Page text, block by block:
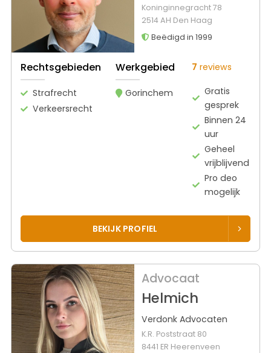
Koninginnegracht 78
2514 AH Den Haag
Beëdigd in 1999
Rechtsgebieden
Strafrecht
Verkeersrecht
Werkgebied
Gorinchem
7 reviews
Gratis
gesprek
Binnen 24
uur
Geheel
vrijblijvend
Pro deo
mogelijk
BEKIJK PROFIEL
Advocaat
Helmich
Verdonk Advocaten
K.R. Poststraat 80
8441 ER Heerenveen